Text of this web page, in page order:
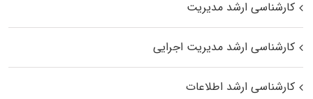
کارشناسی ارشد مدیریت
کارشناسی ارشد مدیریت اجرایی
کارشناسی ارشد اطلاعات